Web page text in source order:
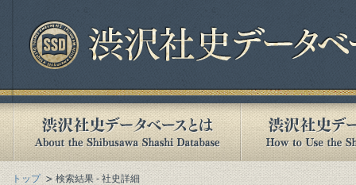
トップ 検索結果 - 社史詳細